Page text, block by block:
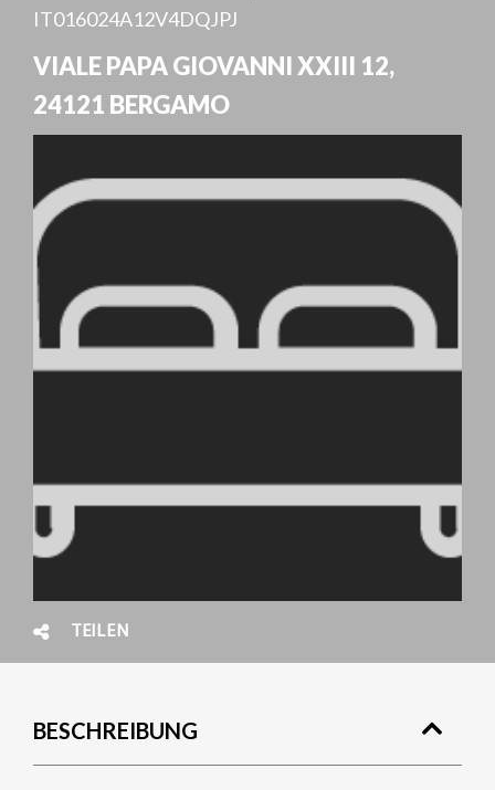
IT016024A12V4DQJPJ
VIALE PAPA GIOVANNI XXIII 12,
24121 BERGAMO
TEILEN
BESCHREIBUNG